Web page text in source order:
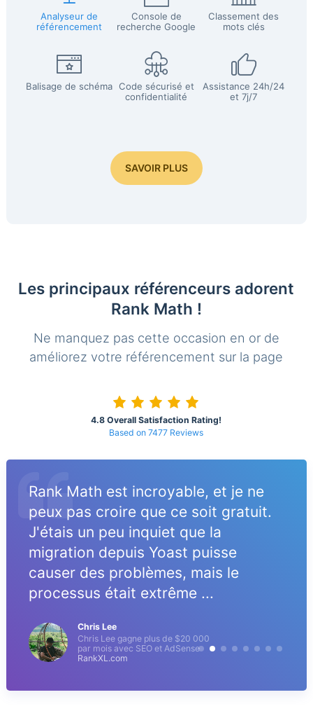
Analyseur de
référencement
Console de
recherche Google
Classement des
mots clés
Balisage de schéma Code sécurisé et
confidentialité
Assistance 24h/24
et 7j/7
SAVOIR PLUS
Les principaux référenceurs adorent
Rank Math !
Ne manquez pas cette occasion en or de
améliorez votre référencement sur la page
4.8 Overall Satisfaction Rating!
Based on 7477 Reviews
Rank Math est incroyable, et je ne
peux pas croire que ce soit gratuit.
J'étais un peu inquiet que la
migration depuis Yoast puisse
causer des problèmes, mais le
processus était extrême ...
Chris Lee
Chris Lee gagne plus de $20 000
par mois avec SEO et AdSense
RankXL.com